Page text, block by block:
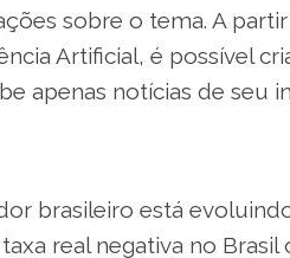
sobre o tema. A
Artificial, é possível
apenas notícias de seu
brasileiro está
real negativa no Brasil